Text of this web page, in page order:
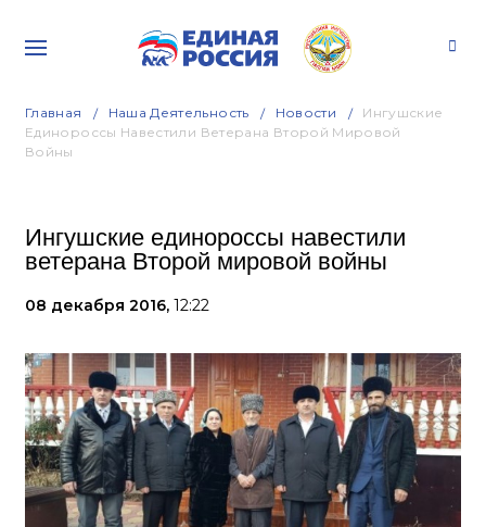
Главная Наша Деятельность Новости
Ингушские
Единороссы Навестили Ветерана Второй Мировой
Войны
Ингушские единороссы навестили
ветерана Второй мировой войны
08 декабря 2016, 12:22